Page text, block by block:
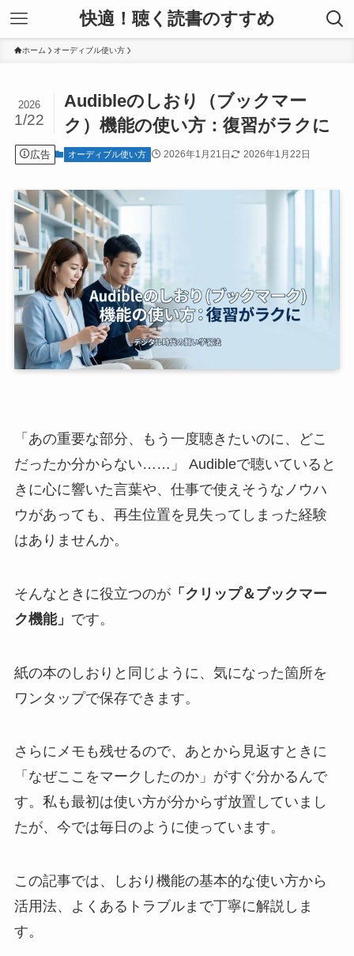
快適！聴く読書のすすめ
ホーム オーディブル使い方
Audibleのしおり（ブックマー
ク）機能の使い方：復習がラクに
2026
1/22
広告 オーディブル使い方 2026年1月21日 2026年1月22日
「あの重要な部分、もう一度聴きたいのに、どこ
だったか分からない……」 Audibleで聴いていると
きに心に響いた言葉や、仕事で使えそうなノウハ
ウがあっても、再生位置を見失ってしまった経験
はありませんか。
そんなときに役立つのが「クリップ＆ブックマー
ク機能」 です。
紙の本のしおりと同じように、気になった箇所を
ワンタップで保存できます。
さらにメモも残せるので、あとから見返すときに
「なぜここをマークしたのか」がすぐ分かるんで
す。私も最初は使い方が分からず放置していまし
たが、今では毎日のように使っています。
この記事では、しおり機能の基本的な使い方から
活用法、よくあるトラブルまで丁寧に解説しま
す。